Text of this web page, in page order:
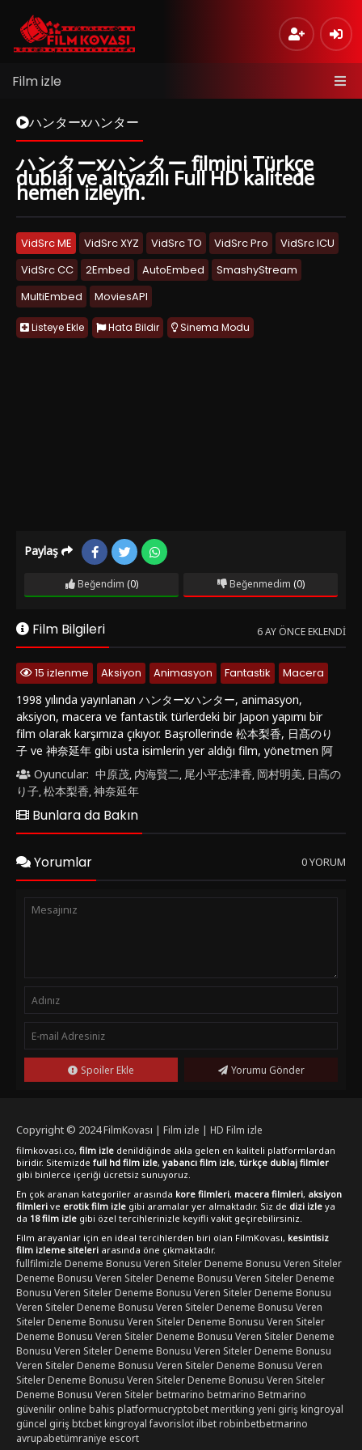
Film izle
ハンターxハンター
ハンターxハンター filmini Türkçe
dublaj ve altyazılı Full HD kalitede
hemen izleyin.
VidSrc ME VidSrc XYZ VidSrc TO VidSrc Pro
VidSrc ICU
VidSrc CC
2Embed AutoEmbed
SmashyStream
MultiEmbed
MoviesAPI
Listeye Ekle Hata Bildir Sinema Modu
Paylaş
Beğendim (0) Beğenmedim (0)
Film Bilgileri 6 AY ÖNCE EKLENDI
15 izlenme Aksiyon Animasyon Fantastik
Macera
1998 yılında yayınlanan ハンターxハンター, animasyon,
aksiyon, macera ve fantastik türlerdeki bir Japon yapımı bir
film olarak karşımıza çıkıyor. Başrollerinde 松本梨香, 日髙のり
子 ve 神奈延年 gibi usta isimlerin yer aldığı film, yönetmen 阿
部記之 imzası taşıyor.ハンターxハンター, genel olarak
izleyicilere heyecan dolu bir macerayı sunuyor. Film, ana
karakter Gon Freecss'in babasının izinden giderek Hunter
olma yolundaki macerasını anlatıyor. Gon, babasının efsanevi
bir Hunter olduğunu öğrenir ve kendisi de bu yolu izlemeye
karar verir. Yolda karşılaştığı zorluklar, dostluklar ve sıra dışı
varlıklarla dolu bir dünyada, Gon'un cesareti ve kararlılığı test
etkileyici animasyonları, akıcı hikayesi ve karakter derinliği yer
alıyor. Film, seyircilere sürükleyici bir fantastik dünyada
sadece aksiyon ve macera unsurlarının ötesine geçerek
karakter odaklı bir yaklaşım sunmasıdır. ハンターxハンター,
izleyicilere duygusal bir bağ kurmalarını sağlayacak derinlikte
karakterleri ve dolu dolu işlenmiş bir dünya sunuyor.Eğer ハン
ターxハンター'i izlemek isterseniz, Türkçe altyazılı veya
Türkçe dublaj seçenekleriyle "FilmKovası" sitesinde
sevenler için kesinlikle kaçırılmayacak bir yapım!
Oyuncular: 中原茂, 内海賢二, 尾小平志津香, 岡村明美, 日髙の
り子,松本梨香,神奈延年
Bunlara da Bakın
Yorumlar 0 YORUM
Spoiler Ekle Yorumu Gönder
Copyright © 2024FilmKovası | Film izle | HD Film izle
filmkovasi.co, film izle denildiğinde akla gelen en kaliteli platformlardan
biridir. Sitemizde full hd film izle, yabancı film izle, türkçe dublaj filmler
gibi binlerce içeriği ücretsiz sunuyoruz.
En çok aranan kategoriler arasında kore filmleri, macera filmleri, aksiyon
filmleri ve erotik film izle gibi aramalar yer almaktadır. Siz de dizi izle ya
da 18 film izle gibi özel tercihlerinizle keyifli vakit geçirebilirsiniz.
Film arayanlar için en ideal tercihlerden biri olan FilmKovası, kesintisiz
film izleme siteleri arasında öne çıkmaktadır.
fullfilmizle Deneme Bonusu Veren SitelerDeneme Bonusu Veren Siteler
Deneme Bonusu Veren SitelerDeneme Bonusu Veren SitelerDeneme
Bonusu Veren SitelerDeneme Bonusu Veren SitelerDeneme Bonusu
Veren SitelerDeneme Bonusu Veren SitelerDeneme Bonusu Veren
SitelerDeneme Bonusu Veren SitelerDeneme Bonusu Veren Siteler
Deneme Bonusu Veren SitelerDeneme Bonusu Veren SitelerDeneme
Bonusu Veren SitelerDeneme Bonusu Veren SitelerDeneme Bonusu
Veren SitelerDeneme Bonusu Veren SitelerDeneme Bonusu Veren
SitelerDeneme Bonusu Veren SitelerDeneme Bonusu Veren Siteler
Deneme Bonusu Veren Sitelerbetmarino betmarino Betmarino
güvenilir online bahis platformucryptobetmeritking yeni girişkingroyal
güncel girişbtcbetkingroyal favorislotilbetrobinbetbetmarino
avrupabetümraniye escort